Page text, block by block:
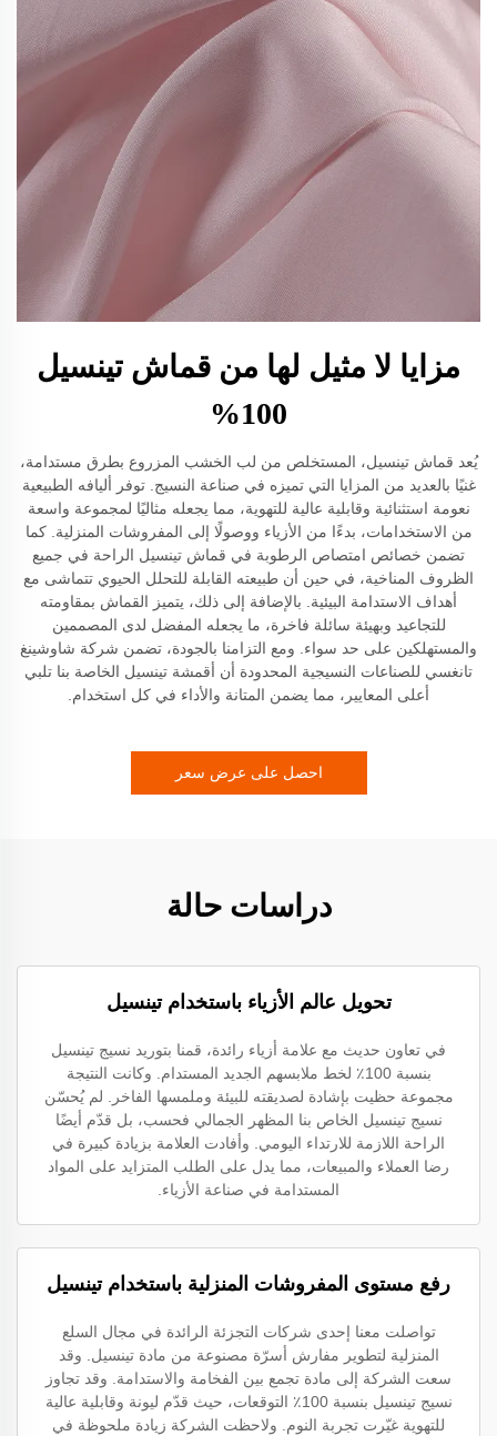
مزايا لا مثيل لها من قماش تينسيل
100%
يُعد قماش تينسيل، المستخلص من لب الخشب المزروع بطرق مستدامة،
غنيًا بالعديد من المزايا التي تميزه في صناعة النسيج. توفر أليافه الطبيعية
نعومة استثنائية وقابلية عالية للتهوية، مما يجعله مثاليًا لمجموعة واسعة
من الاستخدامات، بدءًا من الأزياء ووصولًا إلى المفروشات المنزلية. كما
تضمن خصائص امتصاص الرطوبة في قماش تينسيل الراحة في جميع
الظروف المناخية، في حين أن طبيعته القابلة للتحلل الحيوي تتماشى مع
أهداف الاستدامة البيئية. بالإضافة إلى ذلك، يتميز القماش بمقاومته
للتجاعيد وبهيئة سائلة فاخرة، ما يجعله المفضل لدى المصممين
والمستهلكين على حد سواء. ومع التزامنا بالجودة، تضمن شركة شاوشينغ
تانغسي للصناعات النسيجية المحدودة أن أقمشة تينسيل الخاصة بنا تلبي
أعلى المعايير، مما يضمن المتانة والأداء في كل استخدام.
احصل على عرض سعر
دراسات حالة
تحويل عالم الأزياء باستخدام تينسيل
في تعاون حديث مع علامة أزياء رائدة، قمنا بتوريد نسيج تينسيل
بنسبة 100٪ لخط ملابسهم الجديد المستدام. وكانت النتيجة
مجموعة حظيت بإشادة لصديقته للبيئة وملمسها الفاخر. لم يُحسّن
نسيج تينسيل الخاص بنا المظهر الجمالي فحسب، بل قدّم أيضًا
الراحة اللازمة للارتداء اليومي. وأفادت العلامة بزيادة كبيرة في
رضا العملاء والمبيعات، مما يدل على الطلب المتزايد على المواد
المستدامة في صناعة الأزياء.
رفع مستوى المفروشات المنزلية باستخدام تينسيل
تواصلت معنا إحدى شركات التجزئة الرائدة في مجال السلع
المنزلية لتطوير مفارش أسرّة مصنوعة من مادة تينسيل. وقد
سعت الشركة إلى مادة تجمع بين الفخامة والاستدامة. وقد تجاوز
نسيج تينسيل بنسبة 100٪ التوقعات، حيث قدّم ليونة وقابلية عالية
للتهوية غيّرت تجربة النوم. ولاحظت الشركة زيادة ملحوظة في